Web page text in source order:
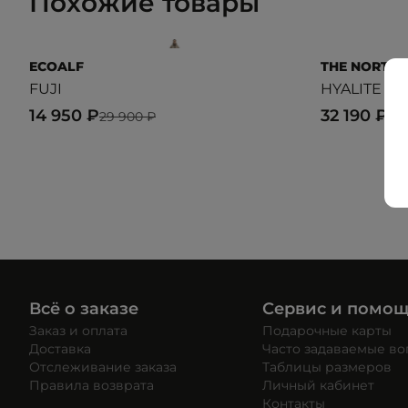
ECOALF
FUJI
29 900 ₽
14 950 ₽
THE NORTH
HYALITE
32 190 ₽
Всё о заказе
Заказ и оплата
Доставка
Отслеживание заказа
Правила возврата
Сервис и
Подарочные карты
Часто задаваемые
Таблицы размеров
Личный кабинет
Контакты